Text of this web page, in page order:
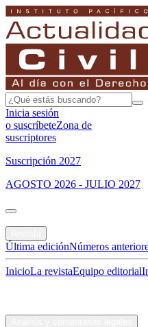
Inicia sesión
o suscríbeteZona de
suscriptores
Suscripción 2027
AGOSTO 2026 - JULIO 2027
Última ediciónNúmeros
InicioLa revistaEquipo editorial